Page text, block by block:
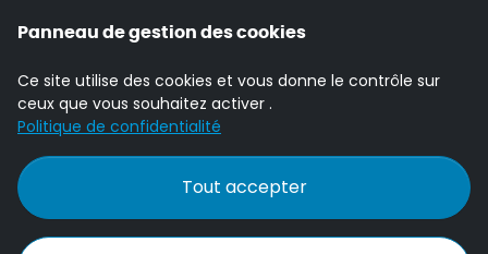
Panneau de gestion des cookies
Ce site utilise des cookies et vous donne le contrôle sur
ceux que vous souhaitez activer .
Politique de confidentialité
Tout accepter